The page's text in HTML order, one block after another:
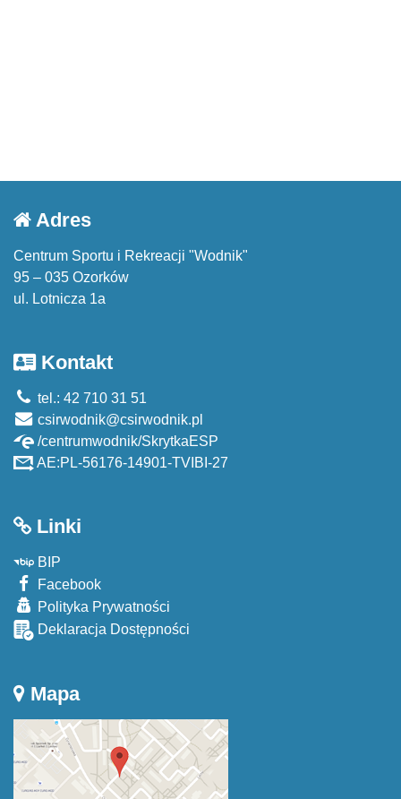
Adres
Centrum Sportu i Rekreacji "Wodnik"
95 – 035 Ozorków
ul. Lotnicza 1a
Kontakt
tel.: 42 710 31 51
csirwodnik@csirwodnik.pl
/centrumwodnik/SkrytkaESP
AE:PL-56176-14901-TVIBI-27
Linki
BIP
Facebook
Polityka Prywatności
Deklaracja Dostępności
Mapa